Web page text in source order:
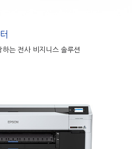
는 전사 비지니스 솔루션